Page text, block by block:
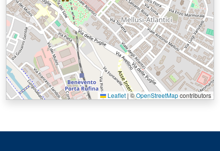
Leaflet |©OpenStreetMapcontributors